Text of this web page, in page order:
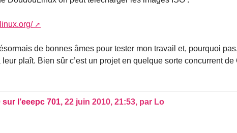
de bonnes âmes pour tester mon travail et, pourquoi
leur plaît. Bien sûr c’est un projet en quelque sorte concurrent de
sur l’eeepc 701, 22 juin 2010, 21:53, par Lo